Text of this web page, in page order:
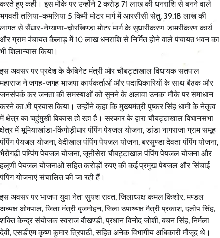
करते हुए कही। इस मौके पर उन्होंने 2 करोड़ 71 लाख की धनराशि से बनने वाले
भगवती तलिया-कमलिया 5 किमी मोटर मार्ग में आरसीसी सेतु, 39.18 लाख की
लागत से सैंधार-नेग्याणा-चोरखिण्डा मोटर मार्ग के सुधारीकरण, डामरीकरण कार्य
और ग्राम पंचायत कैलाड़ में 10 लाख धनराशि से निर्मित होने वाले पंचायत भवन का
भी शिलान्यास किया।
इस अवसर पर प्रदेश के कैबिनेट मंत्री और चौबट्टाखाल विधायक सतपाल
महाराज ने जगह-जगह भाजपा कार्यकर्ताओं और पदाधिकारियों के साथ बैठक और
जनसंपर्क कर जनता की समस्याओं को सुनने के अलावा उनका मौके पर समाधान
करने का भी प्रयास किया। उन्होंने कहा कि मुख्यमंत्री पुष्कर सिंह धामी के नेतृत्व
में क्षेत्र का चहुंमुखी विकास हो रहा है। सरकार के द्वारा चौबट्टाखाल विधानसभा
क्षेत्र में भूमियाखांडा-किंगोड़ीधार पंपिंग पेयजल योजना, डांडा नागराजा ग्राम समूह
पंपिंग पेयजल योजना, वेदीखाल पंपिंग पेयजल योजना, बरसुण्डा देवता पंपिंग योजना,
भैरोंगढ़ी पम्पिंग पेयजल योजना, जूनीसेरा चौबट्टाखाल पंपिंग पेयजल योजना और
हलूणी पेयजल योजनाओं सहित करोड़ों रुपए की कई प्रमुख पेयजल और सिंचाई
पंपिंग योजनाएं संचालित की जा रही हैं।
इस अवसर पर भाजपा युवा नेता सुयश रावत, जिलाध्यक्ष कमल किशोर, मण्डल
अध्यक्ष ओमपाल, जिला मंत्री बृजमोहन, जिला उपाध्यक्ष मैत्री प्रकाश, दलीप सिंह,
शक्ति केन्द्र संयोजक स्वराज बौखण्डी, प्रधान विनोद जोशी, बचन सिंह, निर्मला
देवी, एसडीएम कृष्ण कुमार त्रिपाठी, सहित अनेक विभागीय अधिकारी मौजूद थे।